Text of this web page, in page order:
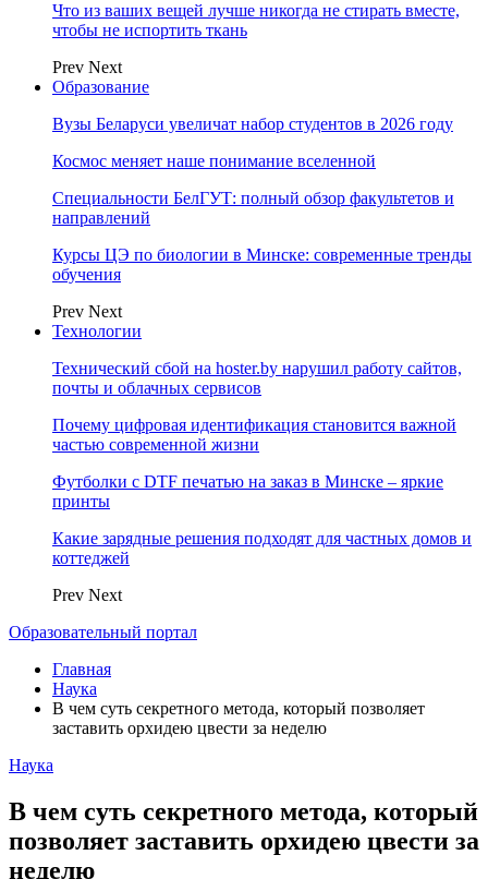
Что из ваших вещей лучше никогда не стирать вместе,
чтобы не испортить ткань
Prev Next
Образование
Вузы Беларуси увеличат набор студентов в 2026 году
Космос меняет наше понимание вселенной
Специальности БелГУТ: полный обзор факультетов и
направлений
Курсы ЦЭ по биологии в Минске: современные тренды
обучения
Prev Next
Технологии
Технический сбой на hoster.by нарушил работу сайтов,
почты и облачных сервисов
Почему цифровая идентификация становится важной
частью современной жизни
Футболки с DTF печатью на заказ в Минске – яркие
принты
Какие зарядные решения подходят для частных домов и
коттеджей
Prev Next
Образовательный портал
Главная
Наука
В чем суть секретного метода, который позволяет
заставить орхидею цвести за неделю
Наука
В чем суть секретного метода, который
позволяет заставить орхидею цвести за
неделю